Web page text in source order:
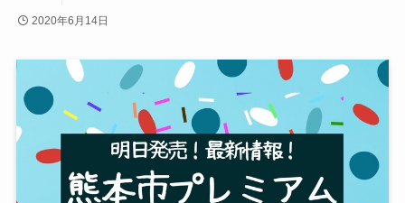
2020年6月14日